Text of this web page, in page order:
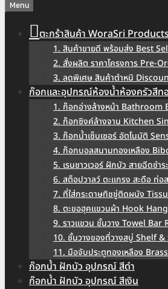
Menu
ตะกร้าสินค้า WoraSri Products
1. สินค้าขายดี พร้อมส่ง Best
2. สั่งผลิต ราคาโครงการ Pre-
3. ลดพิเศษ สินค้าตำหนิ
ก๊อกและอุปกรณ์ห้องน้ำห้องครัวสีท
1. ก๊อกอ่างล้างหน้า Bathroom
2. ก๊อกซิงค์ล้างจาน Kitchen
3. ก๊อกน้ำเซ็นเซอร์ อัตโนมัติ
4. ก๊อกบอลสนามทองเหลือง
5. เรนชาวเวอร์ ฝักบัว สายฉีดช
6. สต็อปวาลว์ ตะแกรง สะดือ ท่
7. ที่ใส่กระดาษทิชชู่ติดผนัง
8. ตะขอฮุคแขวนผ้า Hook
9. ราวแขวน ชั้นวาง Towel Bar
10. ชั้นวางของที่วางสบู่ Shelf
11. มือจับประตูทองเหลือง
ก๊อกน้ำ ฝักบัว อุปกรณ์ สีดำ
ก๊อกน้ำ ฝักบัว อุปกรณ์ สีเงิน